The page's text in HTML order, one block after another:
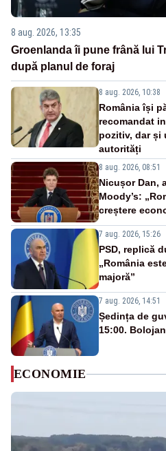
8 aug. 2026, 13:35
Groenlanda îi pune frână lui
după planul de foraj
8 aug. 2026, 10:38
România își
recomandat
pozitiv, dar și
autorități
8 aug. 2026, 08:51
Nicușor Dan,
Moody’s:
creștere
7 aug. 2026, 15:26
PSD, replică
„România
majoră”
7 aug. 2026, 14:51
Ședința de
15:00.
ECONOMIE